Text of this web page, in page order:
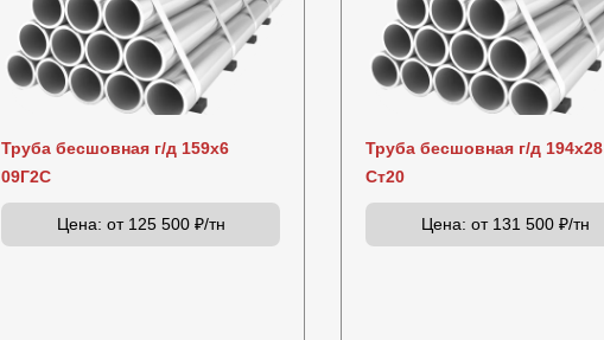
Труба бесшовная г/д 159х6
09Г2С
Цена: от 125 500 ₽/тн
Труба бесшовная г/д 194х28
Ст20
Цена: от 131 500 ₽/тн